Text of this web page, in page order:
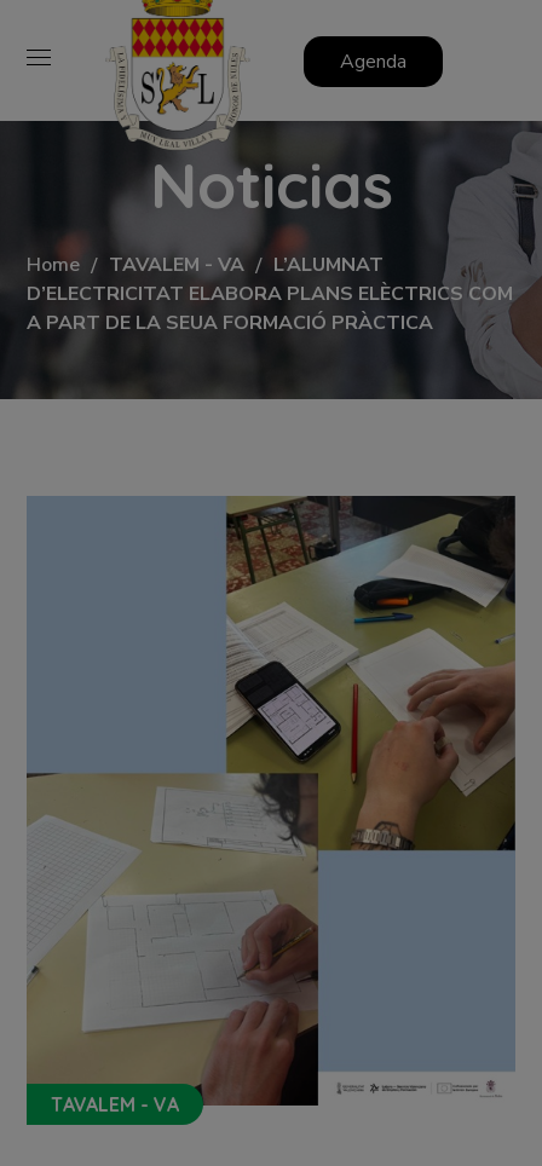
Agenda
Noticias
Home TAVALEM - VA
L’ALUMNAT
D’ELECTRICITAT ELABORA PLANS ELÈCTRICS COM
A PART DE LA SEUA FORMACIÓ PRÀCTICA
TAVALEM - VA